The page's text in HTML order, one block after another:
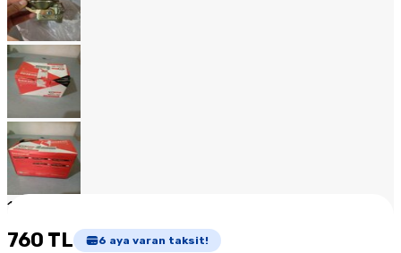
1
760 TL 6 aya varan taksit!